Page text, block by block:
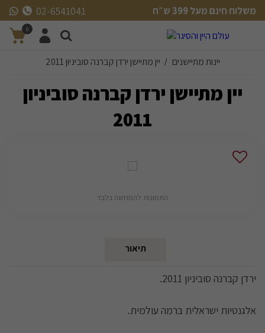
משלוח חינם מעל 399 ש״ח
משלוח חינם מעל 399 ש״ח
02-6541041
0
יינות מתיישנים / יין מתיישן ירדן קברנה סוביניון 2011
יין מתיישן ירדן קברנה סוביניון
2011
התמונות להמחשה בלבד
תיאור
ירדן קברנה סוביניון 2011.
אלגנטיות ישראלית ברמה עולמית.